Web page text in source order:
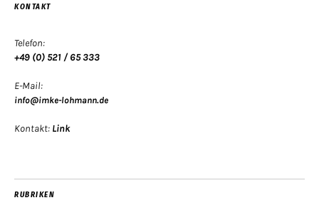
KONTAKT
Telefon:
+49 (0) 521 / 65 333
E-Mail:
info@imke-lohmann.de
Kontakt: Link
RUBRIKEN